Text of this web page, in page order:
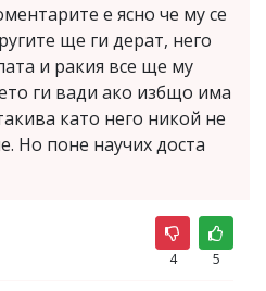
е ясно че му се
ще ги дерат, него
и ракия все ще му
ги вади ако избщо има
като него никой не
Но поне научих доста
4 5